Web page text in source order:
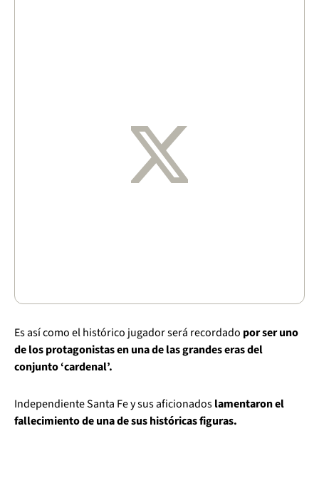
Es así como el histórico jugador será recordado por ser uno
de los protagonistas en una de las grandes eras del
conjunto ‘cardenal’.
Independiente Santa Fe y sus aficionadoslamentaron el
fallecimiento de una de sus históricas figuras.